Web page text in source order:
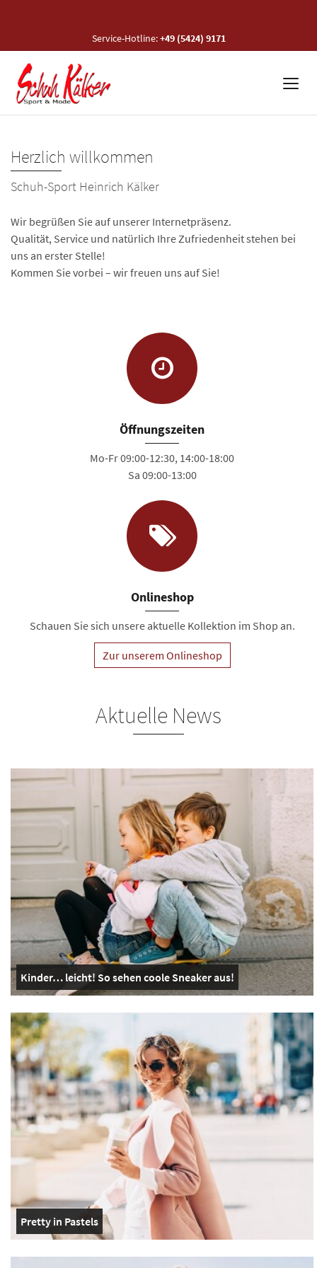
Service-Hotline:+49 (5424) 9171
Herzlich willkommen
Schuh-Sport Heinrich Kälker
Wir begrüßen Sie auf unserer Internetpräsenz.
Qualität, Service und natürlich Ihre Zufriedenheit stehen bei
uns an erster Stelle!
Kommen Sie vorbei – wir freuen uns auf Sie!
Öffnungszeiten
Mo-Fr 09:00-12:30, 14:00-18:00
Sa 09:00-13:00
Onlineshop
Schauen Sie sich unsere aktuelle Kollektion im Shop an.
Zur unserem Onlineshop
Aktuelle News
Kinder… leicht! So sehen coole Sneaker aus!
Pretty in Pastels